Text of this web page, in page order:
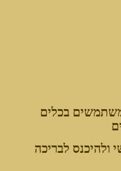
בכלים
ולהיכנס לבריכה